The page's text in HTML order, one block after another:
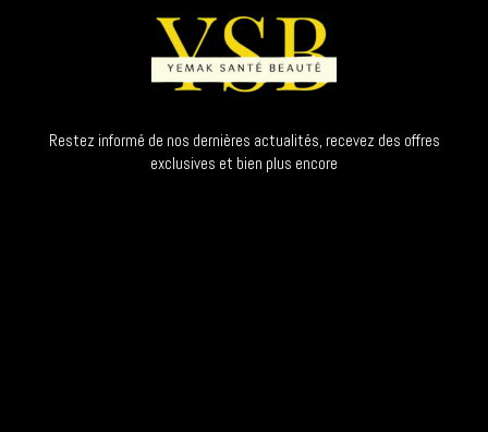
Restez informé de nos dernières actualités, recevez des offres
exclusives et bien plus encore